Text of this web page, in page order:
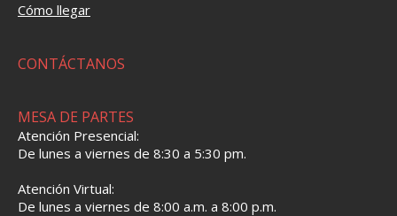
Cómo llegar
CONTÁCTANOS
MESA DE PARTES
Atención Presencial:
De lunes a viernes de 8:30 a 5:30 pm.
Atención Virtual:
De lunes a viernes de 8:00 a.m. a 8:00 p.m.